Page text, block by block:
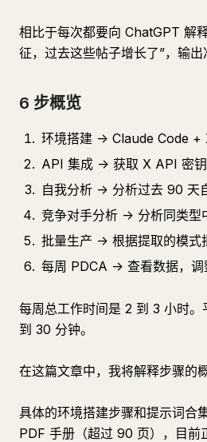
相比于每次都要向 ChatGPT 解
征，过去这些帖子增长了”，输出
6 步概览
环境搭建 -> Claude Code +
API 集成 -> 获取 X API 密
自我分析 -> 分析过去 90 天
竞争对手分析 -> 分析同类型
批量生产 -> 根据提取的模式
每周 PDCA -> 查看数据，
每周总工作时间是 2 到 3 小时
到 30 分钟。
在这篇文章中，我将解释步骤的
具体的环境搭建步骤和提示词合
PDF 手册（超过 90 页），目前